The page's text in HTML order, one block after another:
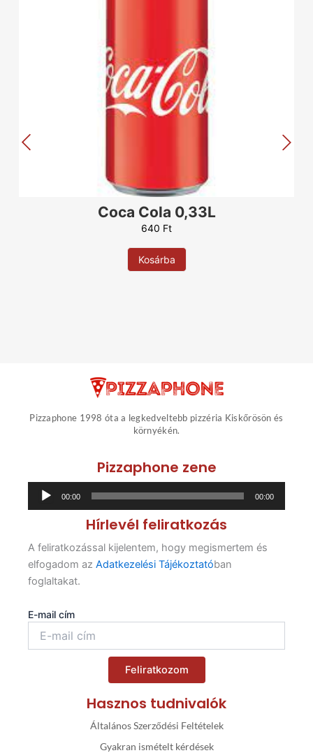
Coca Cola 0,33L
640 Ft
Kosárba
Pizzaphone 1998 óta a legkedveltebb pizzéria Kiskőrösön és
környékén.
Pizzaphone zene
Audió
00:00 00:00
Hírlevél feliratkozás
A feliratkozással kijelentem, hogy megismertem és
elfogadom az Adatkezelési Tájékoztatóban
foglaltakat.
E-mail cím
Feliratkozom
Hasznos tudnivalók
Általános Szerződési Feltételek
Gyakran ismételt kérdések